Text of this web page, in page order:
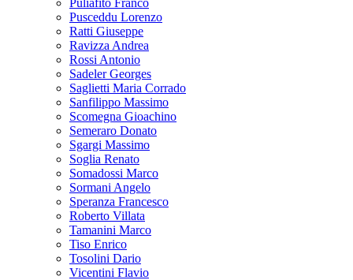
Puliafito Franco
Pusceddu Lorenzo
Ratti Giuseppe
Ravizza Andrea
Rossi Antonio
Sadeler Georges
Saglietti Maria Corrado
Sanfilippo Massimo
Scomegna Gioachino
Semeraro Donato
Sgargi Massimo
Soglia Renato
Somadossi Marco
Sormani Angelo
Speranza Francesco
Roberto Villata
Tamanini Marco
Tiso Enrico
Tosolini Dario
Vicentini Flavio